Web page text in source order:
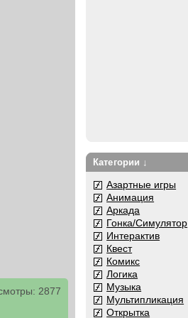
2877
Категории ↓
Азартные игры
Анимация
Аркада
Гонка/Симулятор
Интерактив
Квест
Комикс
Логика
Музыка
Мультипликация
Открытка